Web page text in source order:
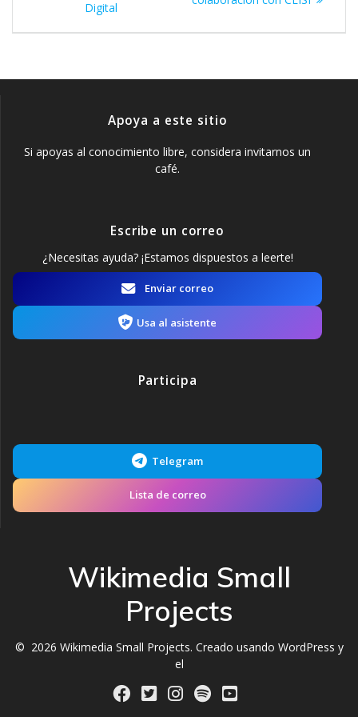
entradas
Digital
Apoya a este sitio
Si apoyas al conocimiento libre, considera invitarnos un
café.
Escribe un correo
¿Necesitas ayuda? ¡Estamos dispuestos a leerte!
Enviar correo
Usa al asistente
Participa
Telegram
Lista de correo
Wikimedia Small
Projects
© 2026 Wikimedia Small Projects. Creado usando WordPress y
el